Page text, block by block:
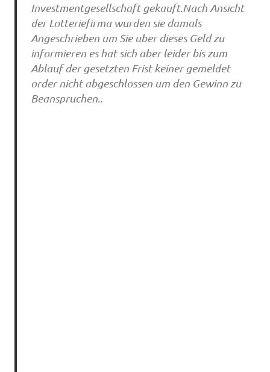
Investmentgesellschaft gekauft.Nach Ansicht
der Lotteriefirma wurden sie damals
Angeschrieben um Sie uber dieses Geld zu
informieren es hat sich aber leider bis zum
Ablauf der gesetzten Frist keiner gemeldet
order nicht abgeschlossen um den Gewinn zu
Beanspruchen..